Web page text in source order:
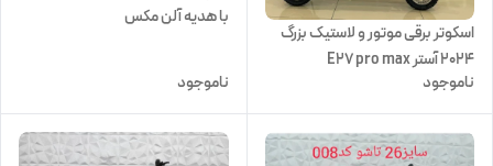
اسکوتر برقی موتور و لاستیک بزرگ
2024 آستر E27 pro max
ناموجود
با هدیه آلن مکس
ناموجود